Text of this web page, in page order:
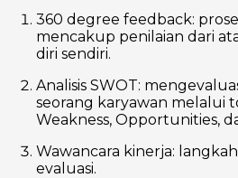
360 degree feedback:
mencakup penilaian dari
diri sendiri.
Analisis SWOT:
seorang karyawan melalui
Weakness, Opportunities,
Wawancara kinerja:
evaluasi.